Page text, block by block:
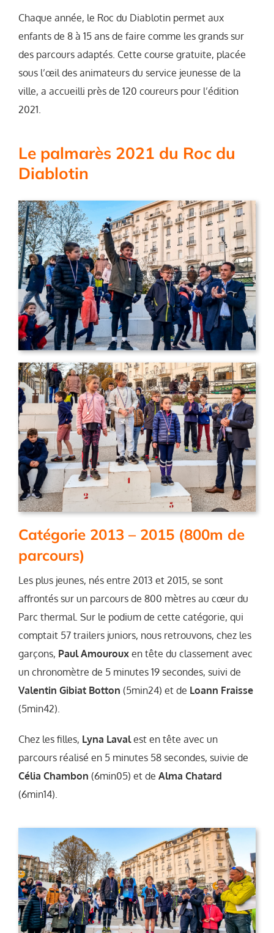
Chaque année, le Roc du Diablotin permet aux
enfants de 8 à 15 ans de faire comme les grands sur
des parcours adaptés. Cette course gratuite, placée
sous l’œil des animateurs du service jeunesse de la
ville, a accueilli près de 120 coureurs pour l’édition
2021.
Le palmarès 2021 du Roc du
Diablotin
Catégorie 2013 – 2015 (800m de
parcours)
Les plus jeunes, nés entre 2013 et 2015, se sont
affrontés sur un parcours de 800 mètres au cœur du
Parc thermal. Sur le podium de cette catégorie, qui
comptait 57 trailers juniors, nous retrouvons, chez les
garçons, Paul Amouroux en tête du classement avec
un chronomètre de 5 minutes 19 secondes, suivi de
Valentin Gibiat Botton (5min24) et de Loann Fraisse
(5min42).
Chez les filles, Lyna Lavalest en tête avec un
parcours réalisé en 5 minutes 58 secondes, suivie de
Célia Chambon (6min05) et de Alma Chatard
(6min14).